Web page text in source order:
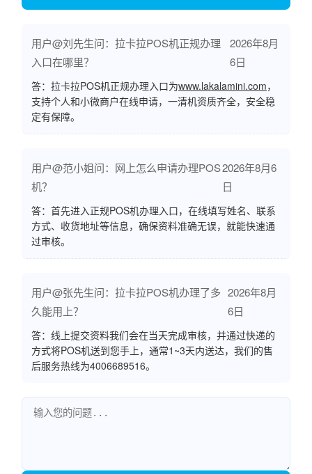
用户@刘先生问：拉卡拉POS机正规办理
入口在哪里？
2026年8月
6日
答：拉卡拉POS机正规办理入口为www.lakalamini.com，
支持个人和小微商户在线申请，一清机资质齐全，安全稳
定有保障。
用户@范小姐问：网上怎么申请办理POS
机？
2026年8月6
日
答：首先进入正规POS机办理入口，在线填写姓名、联系
方式、收货地址等信息，确保资料准确无误，就能快速通
过审核。
用户@张先生问：拉卡拉POS机办理了多
久能用上？
2026年8月
6日
答：线上提交资料我们会在当天完成审核，并通过快递的
方式将POS机送到您手上，通常1~3天内送达，我们的售
后服务热线为4006689516。